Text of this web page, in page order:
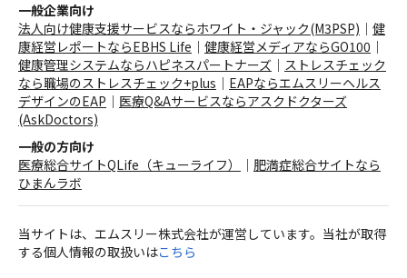
一般企業向け
法人向け健康支援サービスならホワイト・ジャック(M3PSP) ｜ 健
康経営レポートならEBHS Life ｜ 健康経営メディアならGO100 ｜
健康管理システムならハピネスパートナーズ ｜ ストレスチェック
なら職場のストレスチェック+plus ｜ EAPならエムスリーヘルス
デザインのEAP ｜ 医療Q&Aサービスならアスクドクターズ
(AskDoctors)
一般の方向け
医療総合サイトQLife（キューライフ）
｜ 肥満症総合サイトなら
ひまんラボ
当サイトは、エムスリー株式会社が運営しています。当社が取得
する個人情報の取扱いはこちら